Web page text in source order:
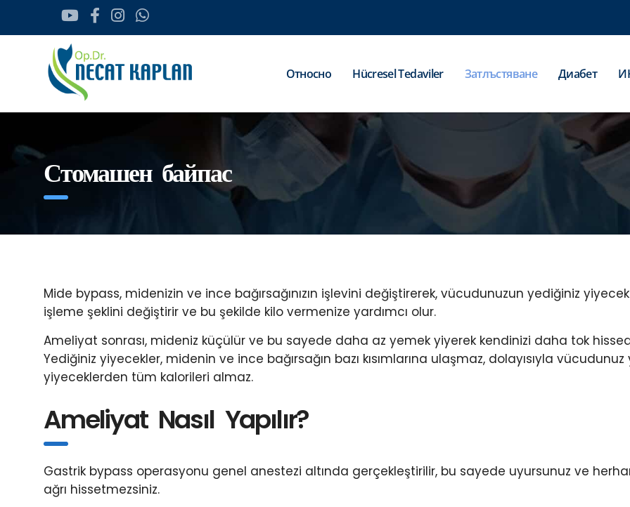
Относно Hücresel Tedaviler Затлъстяване Диабет
Стомашен байпас
Mide bypass, midenizin ve ince bağırsağınızın işlevini değiştirerek, vücudunuzun yediğiniz
işleme şeklini değiştirir ve bu şekilde kilo vermenize yardımcı olur.
Ameliyat sonrası, mideniz küçülür ve bu sayede daha az yemek yiyerek kendinizi daha tok
Yediğiniz yiyecekler, midenin ve ince bağırsağın bazı kısımlarına ulaşmaz, dolayısıyla
yiyeceklerden tüm kalorileri almaz.
Ameliyat Nasıl Yapılır?
Gastrik bypass operasyonu genel anestezi altında gerçekleştirilir, bu sayede uyursunuz ve
ağrı hissetmezsiniz.